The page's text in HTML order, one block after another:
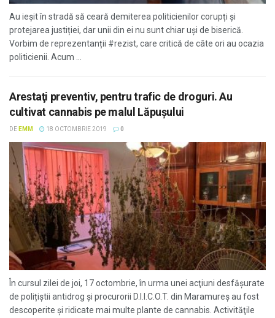
Au ieșit în stradă să ceară demiterea politicienilor corupți și
protejarea justiției, dar unii din ei nu sunt chiar uși de biserică.
Vorbim de reprezentanții #rezist, care critică de câte ori au ocazia
politicienii. Acum ...
Arestaţi preventiv, pentru trafic de droguri. Au
cultivat cannabis pe malul Lăpuşului
DE EMM 18 OCTOMBRIE 2019 0
În cursul zilei de joi, 17 octombrie, în urma unei acţiuni desfășurate
de polițiștii antidrog și procurorii D.I.I.C.O.T. din Maramureş au fost
descoperite şi ridicate mai multe plante de cannabis. Activităţile